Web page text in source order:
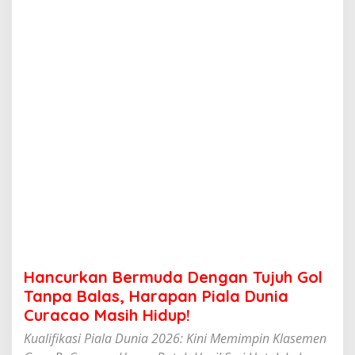
l
T
a
n
p
a
Hancurkan Bermuda Dengan Tujuh Gol
Tanpa Balas, Harapan Piala Dunia
Curacao Masih Hidup!
Kualifikasi Piala Dunia 2026: Kini Memimpin Klasemen